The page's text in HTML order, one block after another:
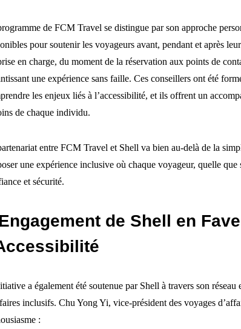
de FCM Travel se distingue par son approche
pour soutenir les voyageurs avant, pendant et après
en charge, du moment de la réservation aux points de
une expérience sans faille. Ces conseillers ont été
les enjeux liés à l’accessibilité, et ils offrent un
de chaque individu.
entre FCM Travel et Shell va bien au-delà de la
une expérience inclusive où chaque voyageur, quelle
et sécurité.
de Shell en
a également été soutenue par Shell à travers son
inclusifs. Chu Yong Yi, vice-président des voyages
: